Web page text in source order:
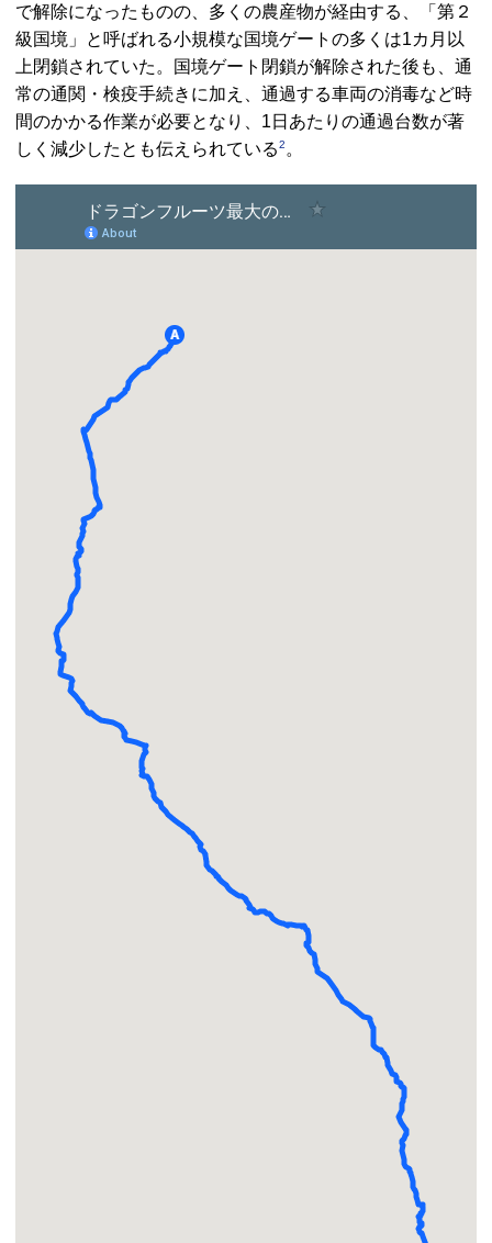
で解除になったものの、多くの農産物が経由する、「第２
級国境」と呼ばれる小規模な国境ゲートの多くは1カ月以
上閉鎖されていた。国境ゲート閉鎖が解除された後も、通
常の通関・検疫手続きに加え、通過する車両の消毒など時
間のかかる作業が必要となり、1日あたりの通過台数が著
しく減少したとも伝えられている2 。